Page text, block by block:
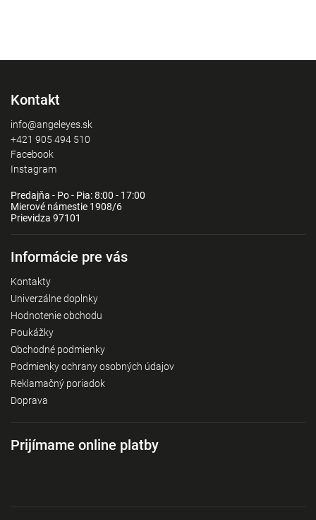
Kontakt
info@angeleyes.sk
+421 905 494 510
Facebook
Instagram
Predajňa - Po - Pia: 8:00 - 17:00
Mierové námestie 1908/6
Prievidza 97101
Informácie pre vás
Kontakty
Univerzálne doplnky
Hodnotenie obchodu
Poukážky
Obchodné podmienky
Podmienky ochrany osobných údajov
Reklamačný poriadok
Doprava
Prijímame online platby